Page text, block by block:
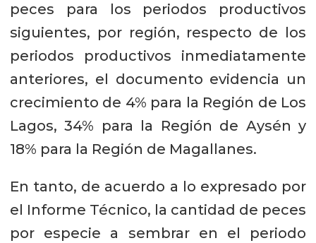
peces para los periodos productivos
siguientes, por región, respecto de los
periodos productivos inmediatamente
anteriores, el documento evidencia un
crecimiento de 4% para la Región de Los
Lagos, 34% para la Región de Aysén y
18% para la Región de Magallanes.
En tanto, de acuerdo a lo expresado por
el Informe Técnico, la cantidad de peces
por especie a sembrar en el periodo